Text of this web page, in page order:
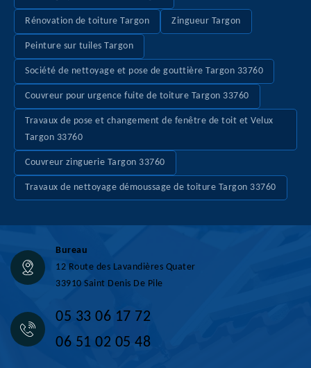
Rénovation de toiture Targon Zingueur Targon
Peinture sur tuiles Targon
Société de nettoyage et pose de gouttière Targon 33760
Couvreur pour urgence fuite de toiture Targon 33760
Travaux de pose et changement de fenêtre de toit et Velux
Targon 33760
Couvreur zinguerie Targon 33760
Travaux de nettoyage démoussage de toiture Targon 33760
Bureau
12 Route des Lavandières Quater
33910 Saint Denis De Pile
05 33 06 17 72
06 51 02 05 48